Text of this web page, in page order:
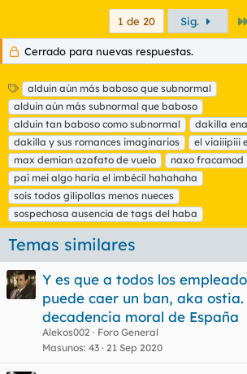
1 de 20 Sig.
Cerrado para nuevas respuestas.
E
t
i
q
u
e
t
a
s
alduin aún más baboso que subnormal
alduin aún más subnormal que baboso
alduin tan baboso como subnormal
dakilla
dakilla y sus romances imaginarios
el viaiiipiii
max demian azafato de vuelo
naxo fracamod
pai mei algo haría el imbécil hahahaha
sois todos gilipollas menos nueces
sospechosa ausencia de tags del haba
Temas similares
Y es que a todos los
puede caer un ban, aka
decadencia moral de España
Alekos002
Foro General
Masunos 43 21 Sep 2020